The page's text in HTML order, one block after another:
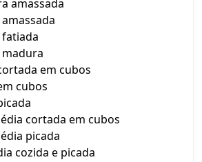
amassada
em cubos
cubos
cortada em cubos
picada
cozida e picada